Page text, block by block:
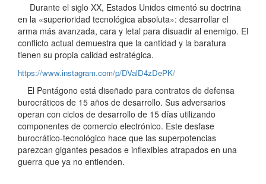
Durante el siglo XX, Estados Unidos cimentó su doctrina
en la «superioridad tecnológica absoluta»: desarrollar el
arma más avanzada, cara y letal para disuadir al enemigo. El
conflicto actual demuestra que la cantidad y la baratura
tienen su propia calidad estratégica.
https://www.instagram.com/p/DValD4zDePK/
El Pentágono está diseñado para contratos de defensa
burocráticos de 15 años de desarrollo. Sus adversarios
operan con ciclos de desarrollo de 15 días utilizando
componentes de comercio electrónico. Este desfase
burocrático-tecnológico hace que las superpotencias
parezcan gigantes pesados e inflexibles atrapados en una
guerra que ya no entienden.